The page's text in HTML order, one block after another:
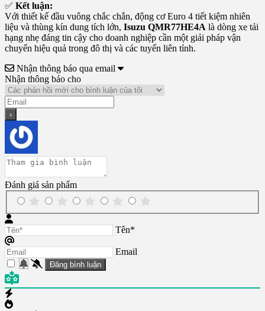
✅ Kết luận:
Với thiết kế đầu vuông chắc chắn, động cơ Euro 4 tiết kiệm nhiên
liệu và thùng kín dung tích lớn, Isuzu QMR77HE4A là dòng xe tải
hạng nhẹ đáng tin cậy cho doanh nghiệp cần một giải pháp vận
chuyển hiệu quả trong đô thị và các tuyến liên tỉnh.
Nhận thông báo qua email
Nhận thông báo cho
Đánh giá sản phẩm
Tên*
Email